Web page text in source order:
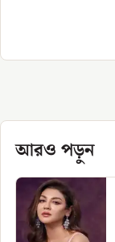
আরও পড়ুন